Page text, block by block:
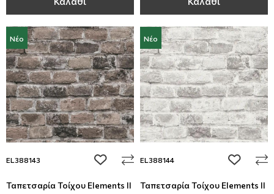
Νέο
EL388143 add to wishlist
Ταπετσαρία Τοίχου Elements II
Νέο
EL388144 add to
Ταπετσαρία Τοίχου Elements II